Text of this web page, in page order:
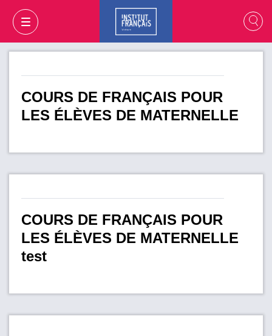
MON PANIER CONNEXION
COURS DE FRANÇAIS POUR
LES ÉLÈVES DE MATERNELLE
COURS DE FRANÇAIS POUR
LES ÉLÈVES DE MATERNELLE
test